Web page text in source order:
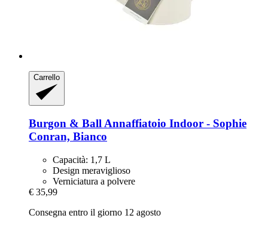
Carrello
Burgon & Ball Annaffiatoio Indoor -​ Sophie
Conran, Bianco
Capacità: 1,7 L
Design meraviglioso
Verniciatura a polvere
€ 35,99
Consegna entro il giorno 12 agosto